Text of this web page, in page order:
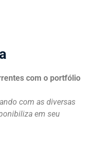
com o portfólio
com as diversas
em seu